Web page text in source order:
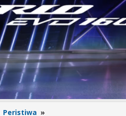
Peristiwa »